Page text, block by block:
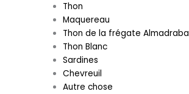
Thon
Maquereau
Thon de la frégate Almadraba
Thon Blanc
Sardines
Chevreuil
Autre chose